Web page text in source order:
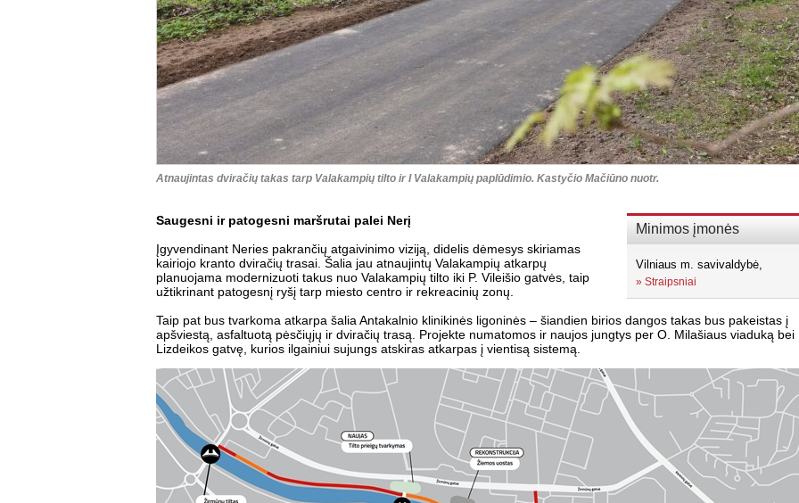
Atnaujintas dviračių takas tarp Valakampių tilto ir I Valakampių paplūdimio. Kastyčio Mačiūno nuotr.
Minimos įmonės
Vilniaus m. savivaldybė,
» Straipsniai
Saugesni ir patogesni maršrutai palei Nerį
Įgyvendinant Neries pakrančių atgaivinimo viziją, didelis dėmesys skiriamas
kairiojo kranto dviračių trasai. Šalia jau atnaujintų Valakampių atkarpų
planuojama modernizuoti takus nuo Valakampių tilto iki P. Vileišio gatvės, taip
užtikrinant patogesnį ryšį tarp miesto centro ir rekreacinių zonų.
Taip pat bus tvarkoma atkarpa šalia Antakalnio klinikinės ligoninės – šiandien birios dangos takas bus pakeistas į
apšviestą, asfaltuotą pėsčiųjų ir dviračių trasą. Projekte numatomos ir naujos jungtys per O. Milašiaus viaduką bei
Lizdeikos gatvę, kurios ilgainiui sujungs atskiras atkarpas į vientisą sistemą.